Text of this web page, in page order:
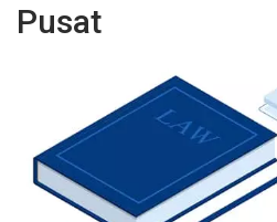
Pusat